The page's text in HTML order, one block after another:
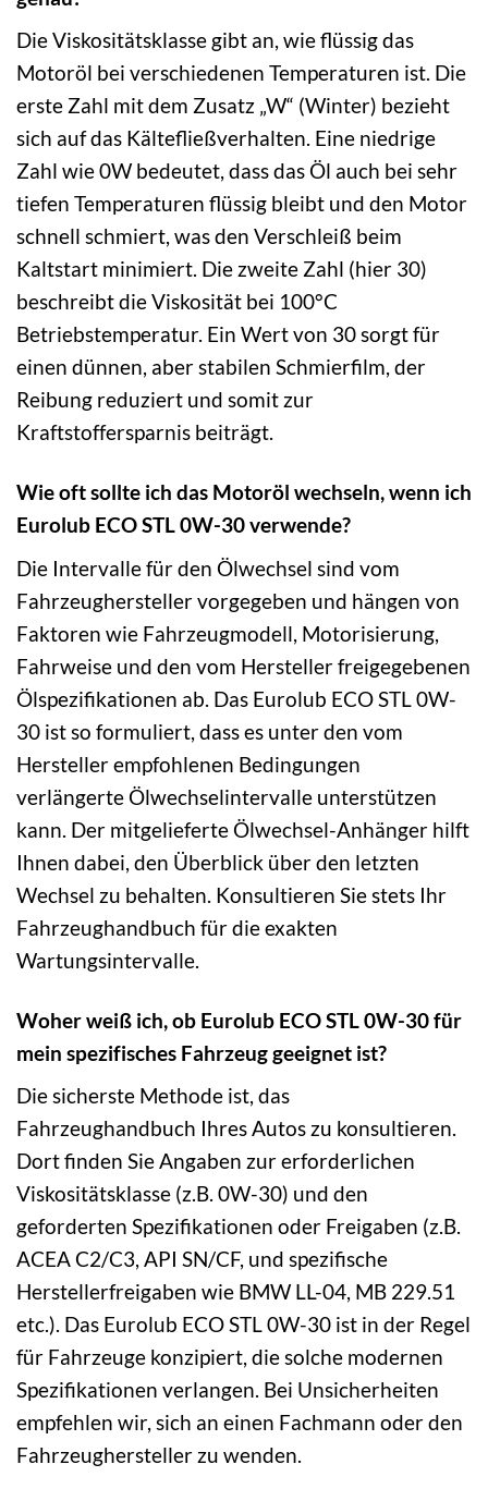
Die Viskositätsklasse gibt an, wie flüssig das
Motoröl bei verschiedenen Temperaturen ist. Die
erste Zahl mit dem Zusatz „W“ (Winter) bezieht
sich auf das Kältefließverhalten. Eine niedrige
Zahl wie 0W bedeutet, dass das Öl auch bei sehr
tiefen Temperaturen flüssig bleibt und den Motor
schnell schmiert, was den Verschleiß beim
Kaltstart minimiert. Die zweite Zahl (hier 30)
beschreibt die Viskosität bei 100°C
Betriebstemperatur. Ein Wert von 30 sorgt für
einen dünnen, aber stabilen Schmierfilm, der
Reibung reduziert und somit zur
Kraftstoffersparnis beiträgt.
Wie oft sollte ich das Motoröl wechseln, wenn ich
Eurolub ECO STL 0W-30 verwende?
Die Intervalle für den Ölwechsel sind vom
Fahrzeughersteller vorgegeben und hängen von
Faktoren wie Fahrzeugmodell, Motorisierung,
Fahrweise und den vom Hersteller freigegebenen
Ölspezifikationen ab. Das Eurolub ECO STL 0W-
30 ist so formuliert, dass es unter den vom
Hersteller empfohlenen Bedingungen
verlängerte Ölwechselintervalle unterstützen
kann. Der mitgelieferte Ölwechsel-Anhänger hilft
Ihnen dabei, den Überblick über den letzten
Wechsel zu behalten. Konsultieren Sie stets Ihr
Fahrzeughandbuch für die exakten
Wartungsintervalle.
Woher weiß ich, ob Eurolub ECO STL 0W-30 für
mein spezifisches Fahrzeug geeignet ist?
Die sicherste Methode ist, das
Fahrzeughandbuch Ihres Autos zu konsultieren.
Dort finden Sie Angaben zur erforderlichen
Viskositätsklasse (z.B. 0W-30) und den
geforderten Spezifikationen oder Freigaben (z.B.
ACEA C2/C3, API SN/CF, und spezifische
Herstellerfreigaben wie BMW LL-04, MB 229.51
etc.). Das Eurolub ECO STL 0W-30 ist in der Regel
für Fahrzeuge konzipiert, die solche modernen
Spezifikationen verlangen. Bei Unsicherheiten
empfehlen wir, sich an einen Fachmann oder den
Fahrzeughersteller zu wenden.